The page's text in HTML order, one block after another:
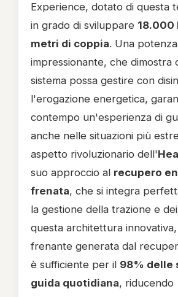
Experience, dotato di questa
in grado di sviluppare 18.000
metri di coppia. Una potenza
impressionante, che dimostra
sistema possa gestire con
l'erogazione energetica,
contempo un'esperienza di
anche nelle situazioni più
aspetto rivoluzionario dell'
suo approccio al recupero
frenata, che si integra
la gestione della trazione e
questa architettura
frenante generata dal
è sufficiente per il 98% delle
guida quotidiana, riducendo